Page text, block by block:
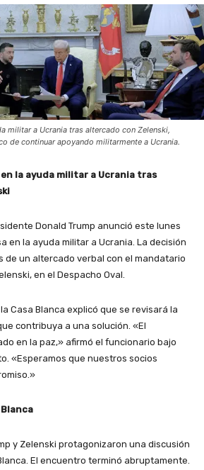
militar a Ucrania tras altercado con Zelenski,
de continuar apoyando militarmente a Ucrania.
la ayuda militar a Ucrania tras
Donald Trump anunció este lunes
en la ayuda militar a Ucrania. La decisión
de un altercado verbal con el mandatario
en el Despacho Oval.
Casa Blanca explicó que se revisará la
contribuya a una solución. «El
en la paz,» afirmó el funcionario bajo
«Esperamos que nuestros socios
y Zelenski protagonizaron una discusión
El encuentro terminó abruptamente.